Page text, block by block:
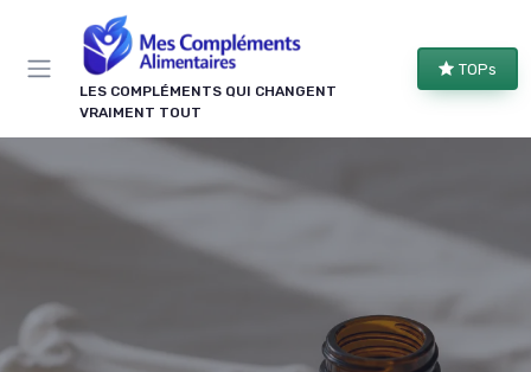
LES COMPLÉMENTS QUI CHANGENT
VRAIMENT TOUT
TOPs
Panneau de gestion des cookies